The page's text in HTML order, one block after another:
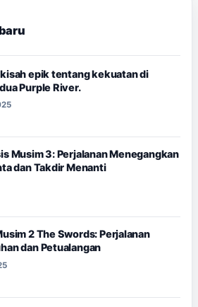
epik tentang kekuatan di
Purple River.
Musim 3: Perjalanan Menegangkan
dan Takdir Menanti
2 The Swords: Perjalanan
dan Petualangan